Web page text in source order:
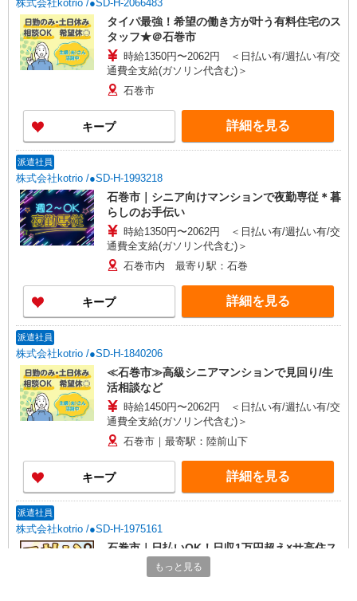
株式会社kotrio /●SD-H-2066483
タイパ最強！希望の働き方が叶う有料住宅のス
タッフ★＠石巻市
時給1350円〜2062円 ＜日払い有/週払い有/交
通費全支給(ガソリン代含む)＞
石巻市
キープ 詳細を見る
派遣社員
株式会社kotrio /●SD-H-1993218
石巻市｜シニア向けマンションで夜勤専従＊暮
らしのお手伝い
時給1350円〜2062円 ＜日払い有/週払い有/交
通費全支給(ガソリン代含む)＞
石巻市内 最寄り駅：石巻
キープ 詳細を見る
派遣社員
株式会社kotrio /●SD-H-1840206
≪石巻市≫高級シニアマンションで見回り/生
活相談など
時給1450円〜2062円 ＜日払い有/週払い有/交
通費全支給(ガソリン代含む)＞
石巻市｜最寄駅：陸前山下
キープ 詳細を見る
派遣社員
株式会社kotrio /●SD-H-1975161
石巻市｜日払いOK！日収1万円超え×サ高住ス
もっと見る